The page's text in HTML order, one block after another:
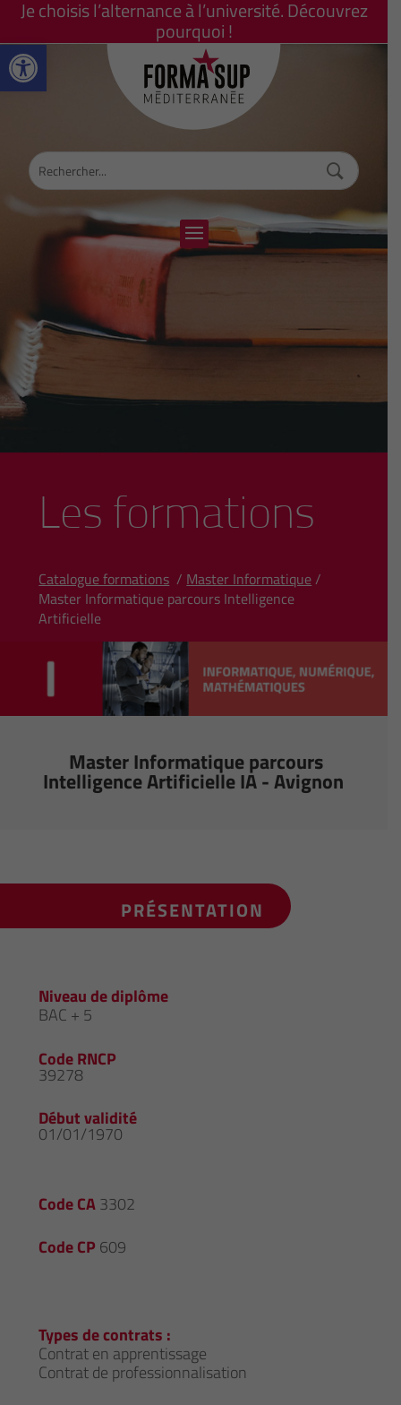
Ouvrir la barre d’outils
Je choisis l’alternance à l’université. Découvrez
pourquoi !
Les formations
Catalogue formations / Master Informatique/
Master Informatique parcours Intelligence
Artificielle
Master Informatique parcours
Intelligence Artificielle IA - Avignon
PRÉSENTATION
Niveau de diplôme
BAC + 5
Code RNCP
39278
Début validité
01/01/1970
Code CA3302
Code CP 609
Types de contrats :
Contrat en apprentissage
Contrat de professionnalisation